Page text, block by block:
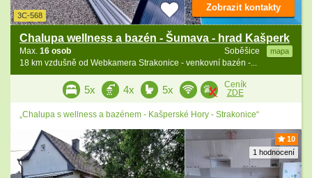
3C-568
Chalupa wellness a bazén - Šumava - hrad Kašperk
Soběšice mapa
Max. 16 osob
18 km vzdušně od Webkamera Strakonice - venkovní bazén -...
Zobrazit kontakty
5x 4x 5x
Ceník
ZDE
„Chalupa s wellness a bazénem - Kašperské Hory - Strakonice“
10
1 hodnocení